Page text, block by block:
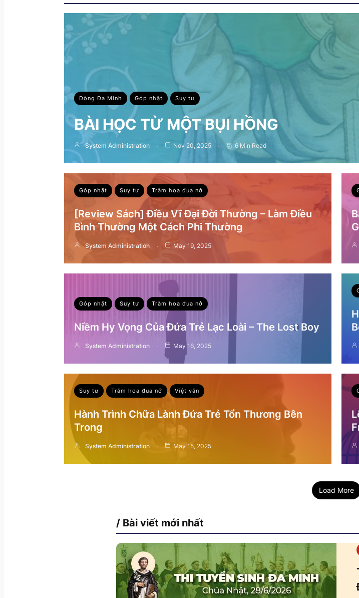
Dòng Đa Minh Góp nhặt Suy tư
BÀI HỌC TỪ MỘT BỤI HỒNG
System Administration Nov 20, 2025 6 Min Read
Góp nhặt Suy tư Trăm hoa đua nở
[Review Sách] Điều Vĩ Đại Đời Thường – Làm Điều
Bình Thường Một Cách Phi Thường
System Administration May 19, 2025
Góp nhặt Suy tư Trăm hoa đua nở
Niềm Hy Vọng Của Đứa Trẻ Lạc Loài – The Lost Boy
System Administration May 16, 2025
Suy tư Trăm hoa đua nở Việt văn
Hành Trình Chữa Lành Đứa Trẻ Tổn Thương Bên
Trong
System Administration May 15, 2025
Load More
/ Bài viết mới nhất